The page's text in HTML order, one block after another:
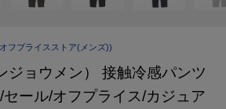
フプライスストア(メンズ))
ジョウメン） 接触冷感パンツ
ール/オフプライス/カジュア